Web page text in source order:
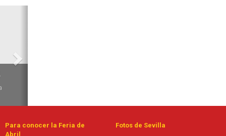
Para conocer la Feria de
Abril
Fotos de Sevilla